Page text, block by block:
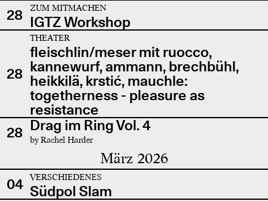
28
ZUM MITMACHEN
IGTZ Workshop
28
THEATER
fleischlin/meser mit ruocco,
kannewurf, ammann, brechbühl,
heikkilä, krstić, mauchle:
togetherness - pleasure as
resistance
28 Drag im Ring Vol. 4
by Rachel Harder
März 2026
04 VERSCHIEDENES
Südpol Slam